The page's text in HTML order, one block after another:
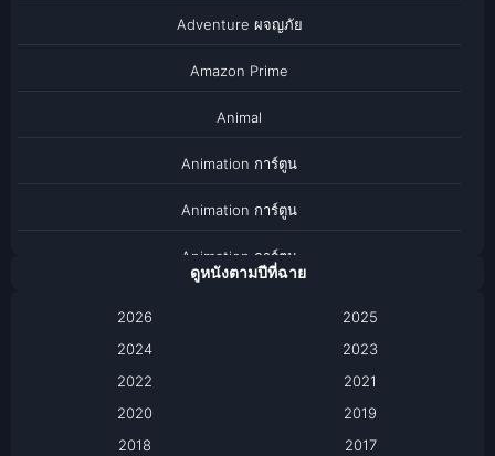
Adventure ผจญภัย
Amazon Prime
Animal
Animation การ์ตูน
Animation การ์ตูน
Animation การ์ตูน
Based on a True Story เรื่องจริง
ดูหนังตามปีที่ฉาย
2026
2025
2024
2023
2022
2021
2020
2019
2018
2017